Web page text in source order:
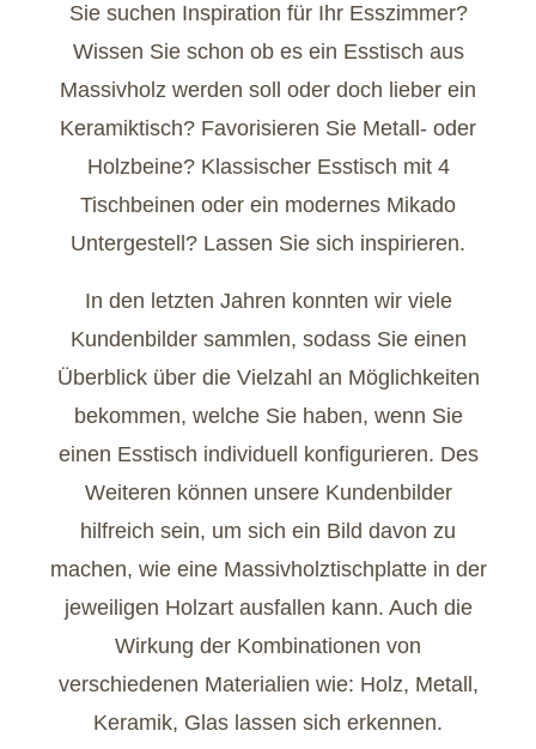
Sie suchen Inspiration für Ihr Esszimmer?
Wissen Sie schon ob es ein Esstisch aus
Massivholz werden soll oder doch lieber ein
Keramiktisch? Favorisieren Sie Metall- oder
Holzbeine? Klassischer Esstisch mit 4
Tischbeinen oder ein modernes Mikado
Untergestell? Lassen Sie sich inspirieren.
In den letzten Jahren konnten wir viele
Kundenbilder sammlen, sodass Sie einen
Überblick über die Vielzahl an Möglichkeiten
bekommen, welche Sie haben, wenn Sie
einen Esstisch individuell konfigurieren. Des
Weiteren können unsere Kundenbilder
hilfreich sein, um sich ein Bild davon zu
machen, wie eine Massivholztischplatte in der
jeweiligen Holzart ausfallen kann. Auch die
Wirkung der Kombinationen von
verschiedenen Materialien wie: Holz, Metall,
Keramik, Glas lassen sich erkennen.